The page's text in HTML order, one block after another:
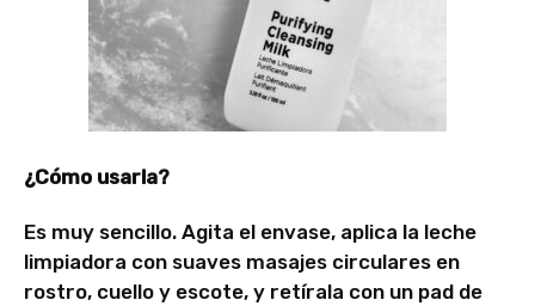
¿Cómo usarla?
Es muy sencillo. Agita el envase, aplica la leche
limpiadora con suaves masajes circulares en
rostro, cuello y escote, y retírala con un pad de